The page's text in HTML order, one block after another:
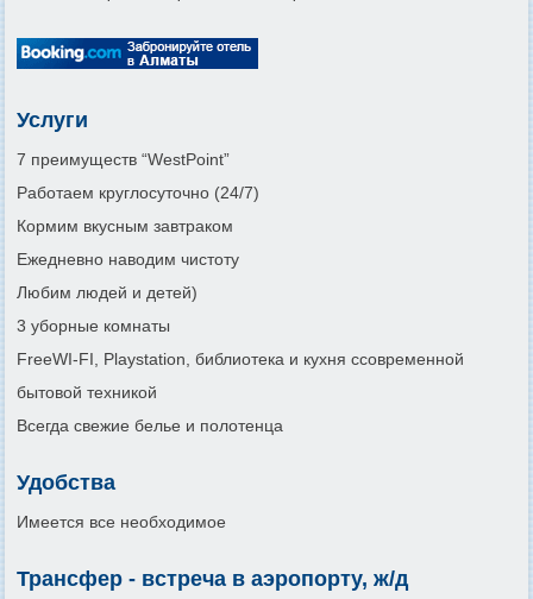
Услуги
7 преимуществ “WestPoint”
Работаем круглосуточно (24/7)
Кормим вкусным завтраком
Ежедневно наводим чистоту
Любим людей и детей)
3 уборные комнаты
FreeWI-FI, Playstation, библиотека и кухня ссовременной
бытовой техникой
Всегда свежие белье и полотенца
Удобства
Имеется все необходимое
Трансфер - встреча в аэропорту, ж/д